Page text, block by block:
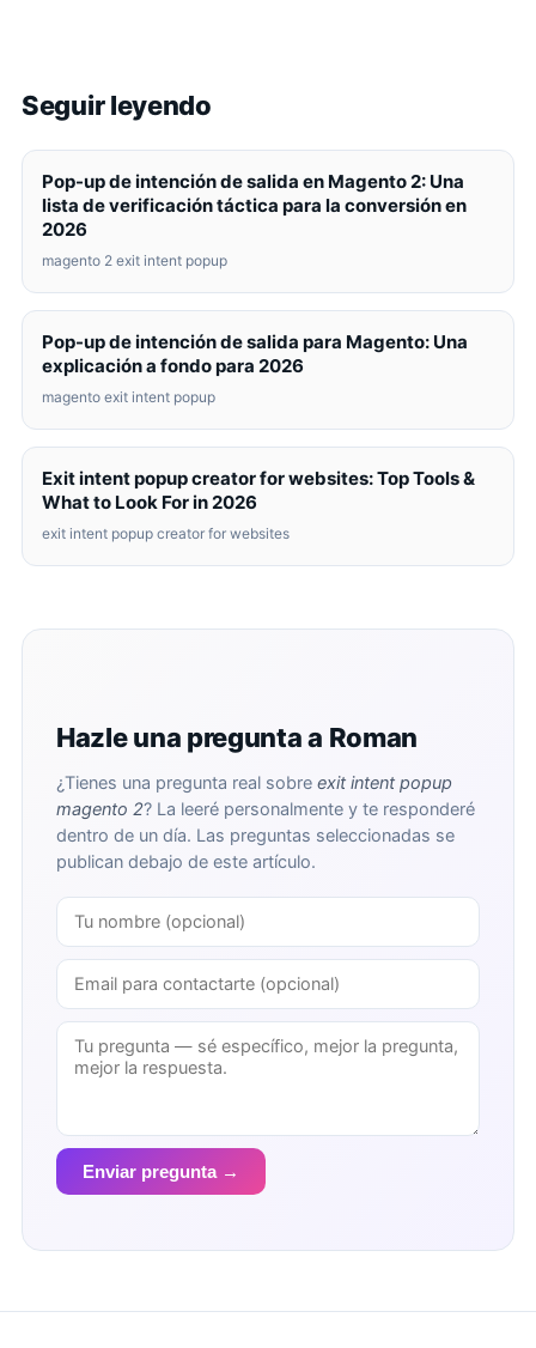
Seguir leyendo
Pop-up de intención de salida en Magento 2: Una
lista de verificación táctica para la conversión en
2026
magento 2 exit intent popup
Pop-up de intención de salida para Magento: Una
explicación a fondo para 2026
magento exit intent popup
Exit intent popup creator for websites: Top Tools &
What to Look For in 2026
exit intent popup creator for websites
Hazle una pregunta a Roman
¿Tienes una pregunta real sobre exit intent popup
magento 2? La leeré personalmente y te responderé
dentro de un día. Las preguntas seleccionadas se
publican debajo de este artículo.
Enviar pregunta →